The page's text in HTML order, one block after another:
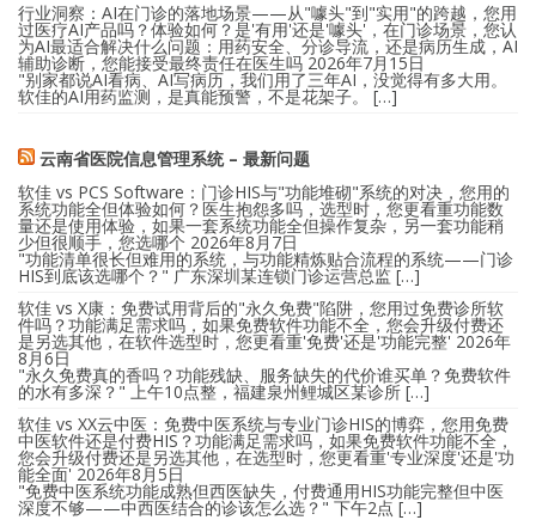
行业洞察：AI在门诊的落地场景——从"噱头"到"实用"的跨越，您用
过医疗AI产品吗？体验如何？是'有用'还是'噱头'，在门诊场景，您认
为AI最适合解决什么问题：用药安全、分诊导流，还是病历生成，AI
辅助诊断，您能接受最终责任在医生吗 2026年7月15日
"别家都说AI看病、AI写病历，我们用了三年AI，没觉得有多大用。
软佳的AI用药监测，是真能预警，不是花架子。 […]
云南省医院信息管理系统 – 最新问题
软佳 vs PCS Software：门诊HIS与"功能堆砌"系统的对决，您用的
系统功能全但体验如何？医生抱怨多吗，选型时，您更看重功能数
量还是使用体验，如果一套系统功能全但操作复杂，另一套功能稍
少但很顺手，您选哪个 2026年8月7日
"功能清单很长但难用的系统，与功能精炼贴合流程的系统——门诊
HIS到底该选哪个？" 广东深圳某连锁门诊运营总监 […]
软佳 vs X康：免费试用背后的"永久免费"陷阱，您用过免费诊所软
件吗？功能满足需求吗，如果免费软件功能不全，您会升级付费还
是另选其他，在软件选型时，您更看重'免费'还是'功能完整' 2026年
8月6日
"永久免费真的香吗？功能残缺、服务缺失的代价谁买单？免费软件
的水有多深？" 上午10点整，福建泉州鲤城区某诊所 […]
软佳 vs XX云中医：免费中医系统与专业门诊HIS的博弈，您用免费
中医软件还是付费HIS？功能满足需求吗，如果免费软件功能不全，
您会升级付费还是另选其他，在选型时，您更看重'专业深度'还是'功
能全面' 2026年8月5日
"免费中医系统功能成熟但西医缺失，付费通用HIS功能完整但中医
深度不够——中西医结合的诊该怎么选？" 下午2点 […]